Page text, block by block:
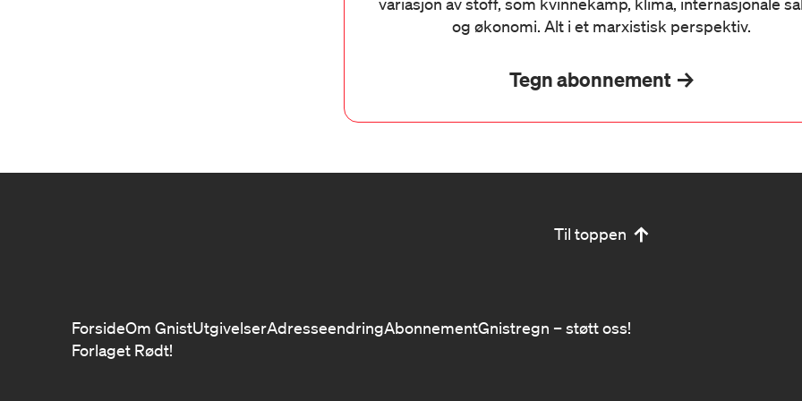
og økonomi. Alt i et marxistisk perspektiv.
Tegn abonnement
Til toppen
ForsideOm GnistUtgivelserAdresseendringAbonnementGnistregn – støtt oss!
Forlaget Rødt!